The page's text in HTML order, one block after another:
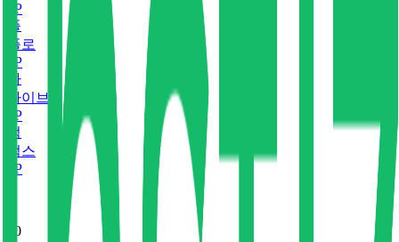
P
플
플로
P
바
바이브
P
벅
벅스
P
0